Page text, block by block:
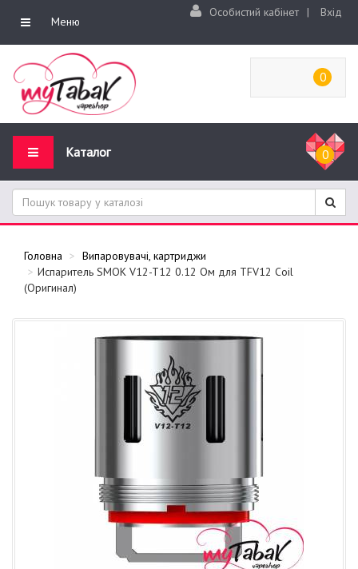
Меню
Особистий кабінет | Вхід
0
Каталог 0
Головна
Випаровувачі, картриджи
Испаритель SMOK V12-T12 0.12 Ом для TFV12 Coil
(Оригинал)